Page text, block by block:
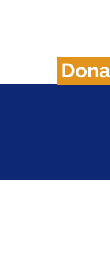
Dona